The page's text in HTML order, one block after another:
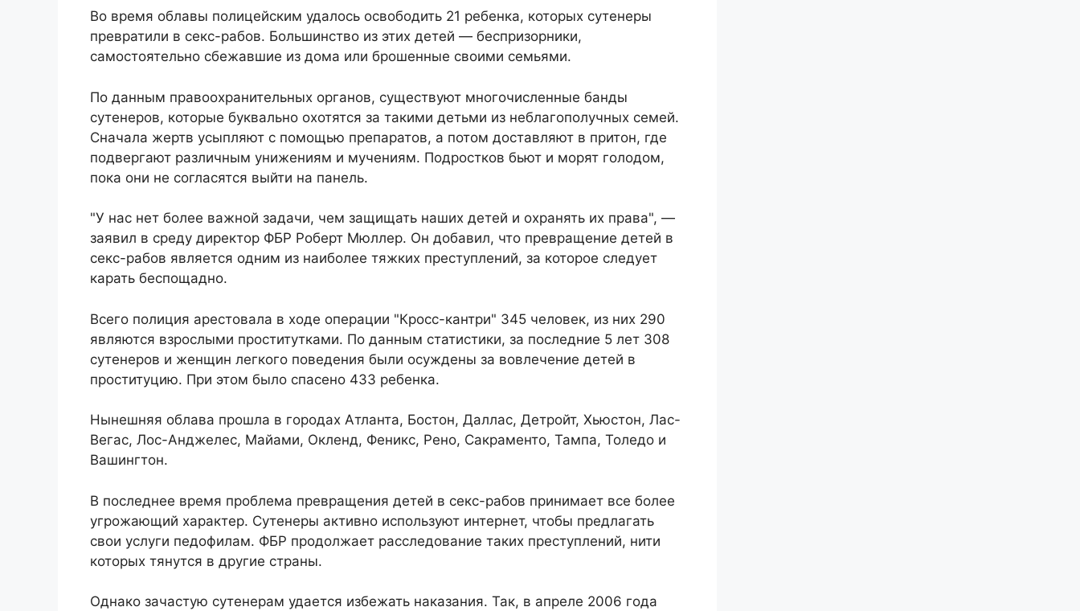
Во время облавы полицейским удалось освободить 21 ребенка, которых сутенеры
превратили в секс-рабов. Большинство из этих детей — беспризорники,
самостоятельно сбежавшие из дома или брошенные своими семьями.
По данным правоохранительных органов, существуют многочисленные банды
сутенеров, которые буквально охотятся за такими детьми из неблагополучных семей.
Сначала жертв усыпляют с помощью препаратов, а потом доставляют в притон, где
подвергают различным унижениям и мучениям. Подростков бьют и морят голодом,
пока они не согласятся выйти на панель.
"У нас нет более важной задачи, чем защищать наших детей и охранять их права", —
заявил в среду директор ФБР Роберт Мюллер. Он добавил, что превращение детей в
секс-рабов является одним из наиболее тяжких преступлений, за которое следует
карать беспощадно.
Всего полиция арестовала в ходе операции "Кросс-кантри" 345 человек, из них 290
являются взрослыми проститутками. По данным статистики, за последние 5 лет 308
сутенеров и женщин легкого поведения были осуждены за вовлечение детей в
проституцию. При этом было спасено 433 ребенка.
Нынешняя облава прошла в городах Атланта, Бостон, Даллас, Детройт, Хьюстон, Лас-
Вегас, Лос-Анджелес, Майами, Окленд, Феникс, Рено, Сакраменто, Тампа, Толедо и
Вашингтон.
В последнее время проблема превращения детей в секс-рабов принимает все более
угрожающий характер. Сутенеры активно используют интернет, чтобы предлагать
свои услуги педофилам. ФБР продолжает расследование таких преступлений, нити
которых тянутся в другие страны.
Однако зачастую сутенерам удается избежать наказания. Так, в апреле 2006 года